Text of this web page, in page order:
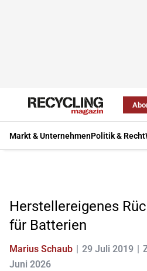
Markt & UnternehmenPolitik & Recht
Herstellereigenes
für Batterien
Marius Schaub 29 Juli 2019
Juni 2026